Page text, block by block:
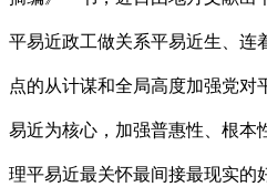
平易近政工做关系平易近生、连
点的从计谋和全局高度加强党对
易近为核心，加强普惠性、根本
理平易近最关怀最间接最现实的